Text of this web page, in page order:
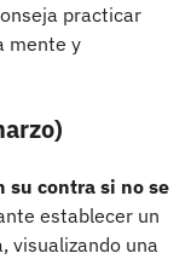
practicar
mente y
su contra si no se
establecer un
visualizando una